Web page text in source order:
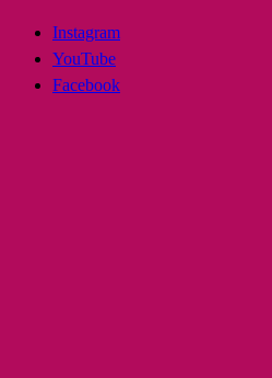
Instagram
YouTube
Facebook